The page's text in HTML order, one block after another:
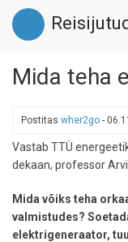
Liigu
edasi
põhisisu
Mida teha
Postitas wher2go -
Vastab TTÜ
dekaan, professor Arvi
Mida võiks teha
valmistudes?
elektrigeneraator,